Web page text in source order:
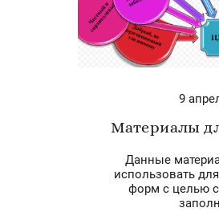
9
Материалы
Данные
использовать
форм с целью